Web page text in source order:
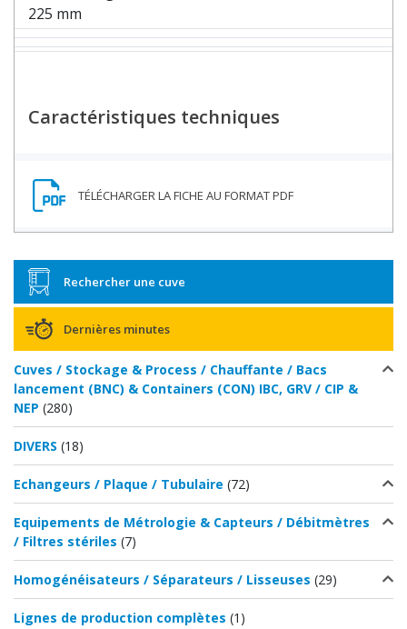
Rechercher une cuve
Dernières minutes
Cuves / Stockage & Process / Chauffante / Bacs
lancement (BNC) & Containers (CON) IBC, GRV / CIP &
NEP (280)
DIVERS (18)
Echangeurs / Plaque / Tubulaire (72)
Equipements de Métrologie & Capteurs / Débitmètres
/ Filtres stériles (7)
Homogénéisateurs / Séparateurs / Lisseuses (29)
Lignes de production complètes (1)
225 mm
Caractéristiques techniques